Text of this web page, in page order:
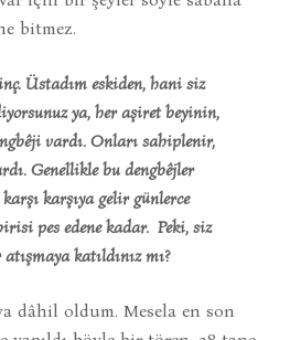
bitmez.
Üstadım eskiden, hani siz
ya, her aşiret beyinin,
vardı. Onları sahiplenir,
Genellikle bu dengbêjler
karşıya gelir günlerce
pes edene kadar. Peki, siz
katıldınız mı?
dâhil oldum. Mesela en son